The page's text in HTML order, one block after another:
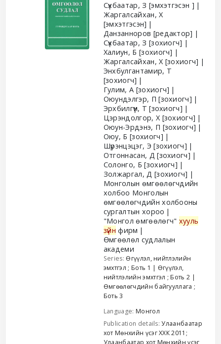
Сүхбаатар, З [эмхэтгэсэн ]
Жаргалсайхан, Х
[эмхэтгэсэн]
Данзанноров [редактор]
Сүхбаатар, З [зохиогч]
Халиун, Б [зохиогч]
Жаргалсайхан, Х [зохиогч]
Энхбулгантамир, Т
[зохиогч]
Гулим, А [зохиогч]
Оюундэлгэр, П [зохиогч]
Эрхбилгүүн, Т [зохиогч]
Цэрэндолгор, Х [зохиогч]
Оюун-Эрдэнэ, П [зохиогч]
Оюу, Б [зохиогч]
Шүрэнцэцэг, Э [зохиогч]
Отгоннасан, Д [зохиогч]
Солонго, Б [зохиогч]
Золжаргал, Д [зохиогч]
Монголын өмгөөлөгчдийн
холбоо Монголын
өмгөөлөгчдийн холбооны
сургалтын хороо
"Монгол өмгөөлөгч" хууль
зүйн фирм
Өмгөөлөл судлалын
академи
Series:Өгүүлэл, нийтлэлийн
эмхтгэл ; Боть 1 | Өгүүлэл,
нийтлэлийн эмхтгэл ; Боть 2 |
Өмгөөлөгчдийн байгууллага ;
Боть 3
Language: Монгол
Publication details:Улаанбаатар
хот Мөнхийн үсэг ХХК2011 ;